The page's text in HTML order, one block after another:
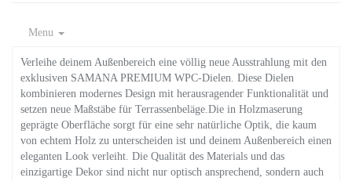
Menu
Verleihe deinem Außenbereich eine völlig neue Ausstrahlung mit den
exklusiven SAMANA PREMIUM WPC-Dielen. Diese Dielen
kombinieren modernes Design mit herausragender Funktionalität und
setzen neue Maßstäbe für Terrassenbeläge.Die in Holzmaserung
geprägte Oberfläche sorgt für eine sehr natürliche Optik, die kaum
von echtem Holz zu unterscheiden ist und deinem Außenbereich einen
eleganten Look verleiht. Die Qualität des Materials und das
einzigartige Dekor sind nicht nur optisch ansprechend, sondern auch